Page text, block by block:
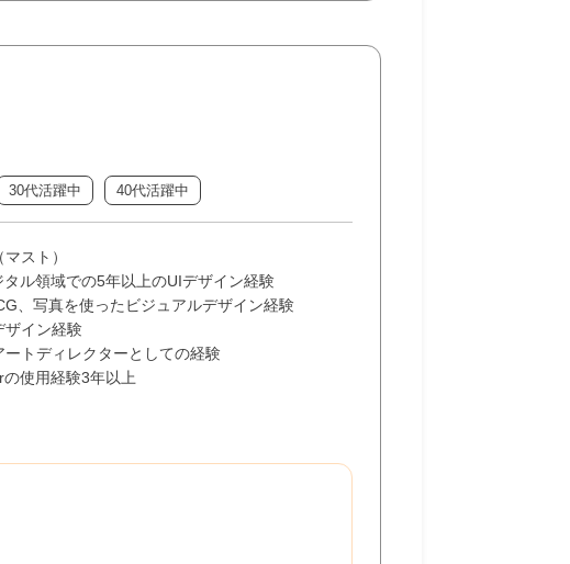
30代活躍中 40代活躍中
スト）
ル領域での5年以上のUIデザイン経験
、写真を使ったビジュアルデザイン経験
ザイン経験
ートディレクターとしての経験
使用経験3年以上